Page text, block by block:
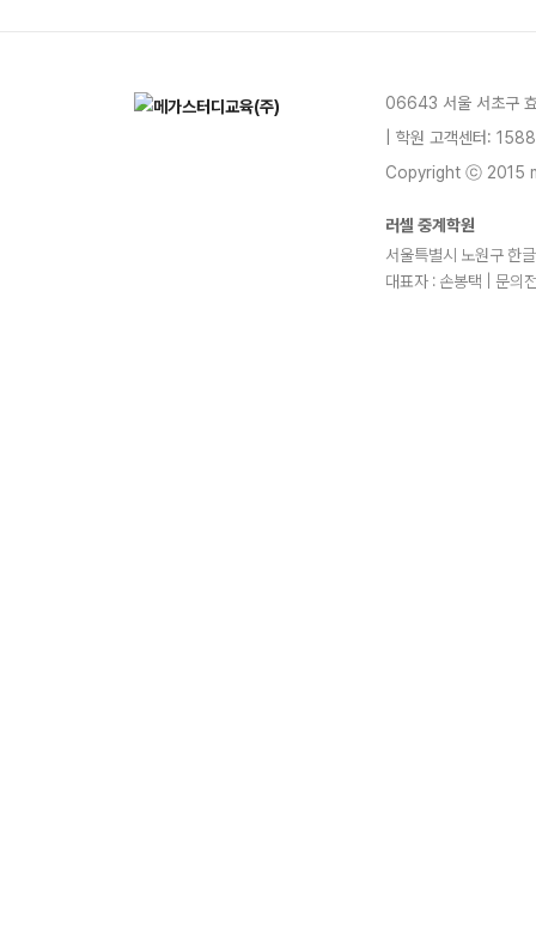
06643 서울 서초구
| 학원 고객센터:
Copyright ⓒ 2015
러셀 중계학원
서울특별시 노원구 한
대표자 : 손봉택 | 문